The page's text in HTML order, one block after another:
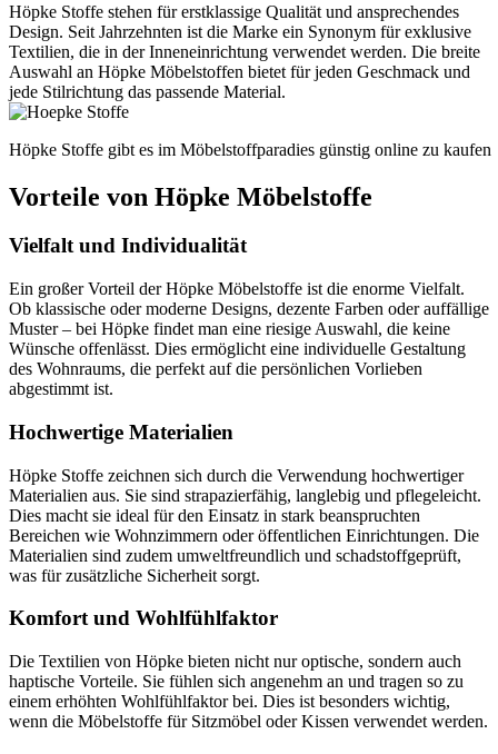
Höpke Stoffe stehen für erstklassige Qualität und ansprechendes
Design. Seit Jahrzehnten ist die Marke ein Synonym für exklusive
Textilien, die in der Inneneinrichtung verwendet werden. Die breite
Auswahl an Höpke Möbelstoffen bietet für jeden Geschmack und
jede Stilrichtung das passende Material.
Höpke Stoffe gibt es im Möbelstoffparadies günstig online zu kaufen
Vorteile von Höpke Möbelstoffe
Vielfalt und Individualität
Ein großer Vorteil der Höpke Möbelstoffe ist die enorme Vielfalt.
Ob klassische oder moderne Designs, dezente Farben oder auffällige
Muster – bei Höpke findet man eine riesige Auswahl, die keine
Wünsche offenlässt. Dies ermöglicht eine individuelle Gestaltung
des Wohnraums, die perfekt auf die persönlichen Vorlieben
abgestimmt ist.
Hochwertige Materialien
Höpke Stoffe zeichnen sich durch die Verwendung hochwertiger
Materialien aus. Sie sind strapazierfähig, langlebig und pflegeleicht.
Dies macht sie ideal für den Einsatz in stark beanspruchten
Bereichen wie Wohnzimmern oder öffentlichen Einrichtungen. Die
Materialien sind zudem umweltfreundlich und schadstoffgeprüft,
was für zusätzliche Sicherheit sorgt.
Komfort und Wohlfühlfaktor
Die Textilien von Höpke bieten nicht nur optische, sondern auch
haptische Vorteile. Sie fühlen sich angenehm an und tragen so zu
einem erhöhten Wohlfühlfaktor bei. Dies ist besonders wichtig,
wenn die Möbelstoffe für Sitzmöbel oder Kissen verwendet werden.